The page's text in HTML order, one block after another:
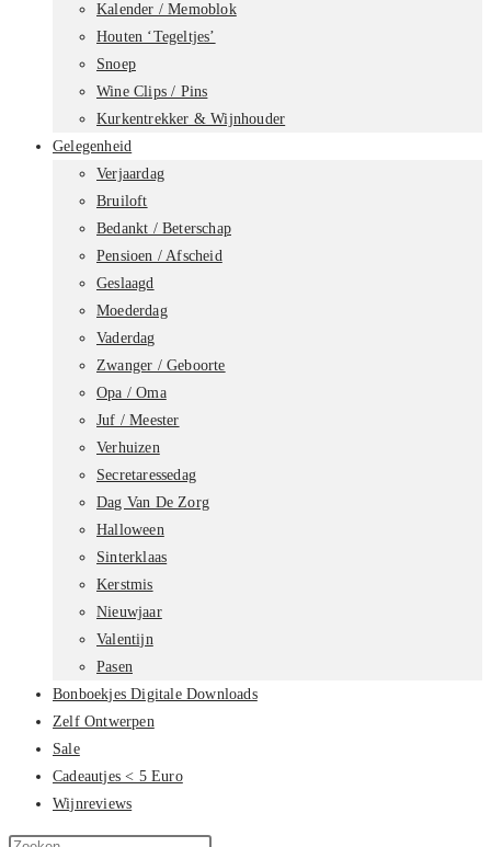
Kalender / Memoblok
Houten ‘Tegeltjes’
Snoep
Wine Clips / Pins
Kurkentrekker & Wijnhouder
Gelegenheid
Verjaardag
Bruiloft
Bedankt / Beterschap
Pensioen / Afscheid
Geslaagd
Moederdag
Vaderdag
Zwanger / Geboorte
Opa / Oma
Juf / Meester
Verhuizen
Secretaressedag
Dag Van De Zorg
Halloween
Sinterklaas
Kerstmis
Nieuwjaar
Valentijn
Pasen
Bonboekjes Digitale Downloads
Zelf Ontwerpen
Sale
Cadeautjes < 5 Euro
Wijnreviews